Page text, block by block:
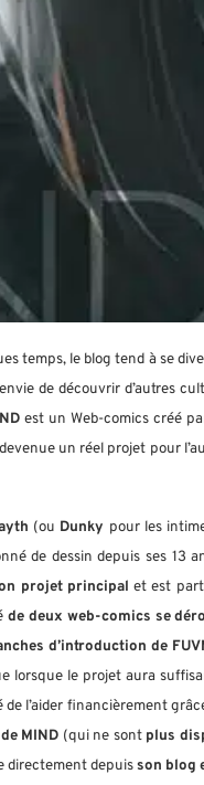
temps, le blog tend à se
de découvrir d’autres
est un Web-comics créé
un réel projet pour
(ou Dunky pour les
de dessin depuis ses 13
projet principal et est
de deux web-comics se
d’introduction de
lorsque le projet aura
l’aider financièrement
MIND (qui ne sont plus
directement depuisson blog